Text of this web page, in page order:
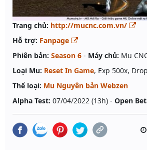
Trang chủ: http://mucnc.com.vn/
Hỗ trợ: Fanpage
Phiên bản: Season 6 - Máy chủ: Mu
Loại Mu: Reset In Game, Exp 500x,
Thể loại: Mu Nguyên bản Webzen
Alpha Test: 07/04/2022 (13h) - Open